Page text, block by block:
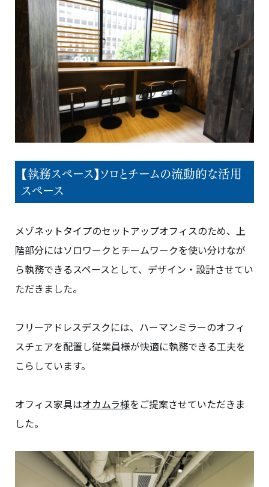
【執務スペース】ソロとチームの流動的な活用
スペース
メゾネットタイプのセットアップオフィスのため、上
階部分にはソロワークとチームワークを使い分けなが
ら執務できるスペースとして、デザイン・設計させてい
ただきました。
フリーアドレスデスクには、ハーマンミラーのオフィ
スチェアを配置し従業員様が快適に執務できる工夫を
こらしています。
オフィス家具はオカムラ様をご提案させていただきま
した。